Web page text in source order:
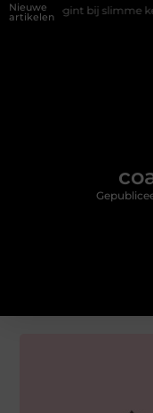
Nieuwe
artikelen
bij slimme keuzes